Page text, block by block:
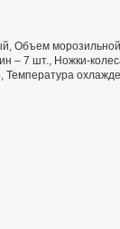
Объем
– 7 шт., Ножки-
Температура